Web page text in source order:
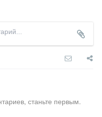
станьте первым.